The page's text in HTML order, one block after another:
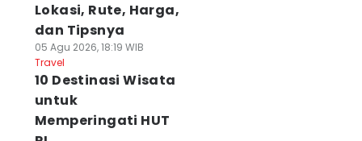
Lokasi, Rute, Harga,
dan Tipsnya
05 Agu 2026, 18:19 WIB
Travel
10 Destinasi Wisata
untuk
Memperingati HUT